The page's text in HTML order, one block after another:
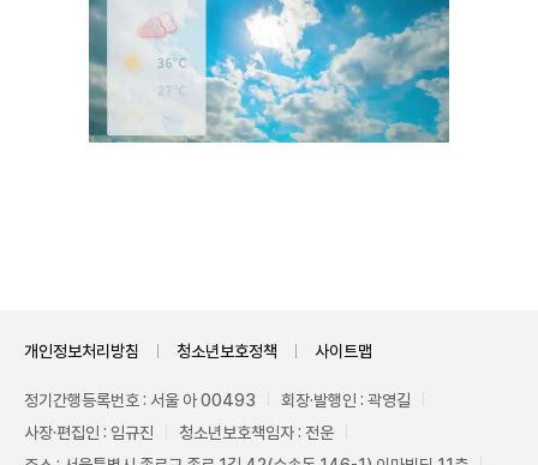
개인정보처리방침 청소년보호정책 사이트맵
정기간행등록번호 : 서울 아 00493
회장·발행인 : 곽영길
사장·편집인 : 임규진
청소년보호책임자 : 전운